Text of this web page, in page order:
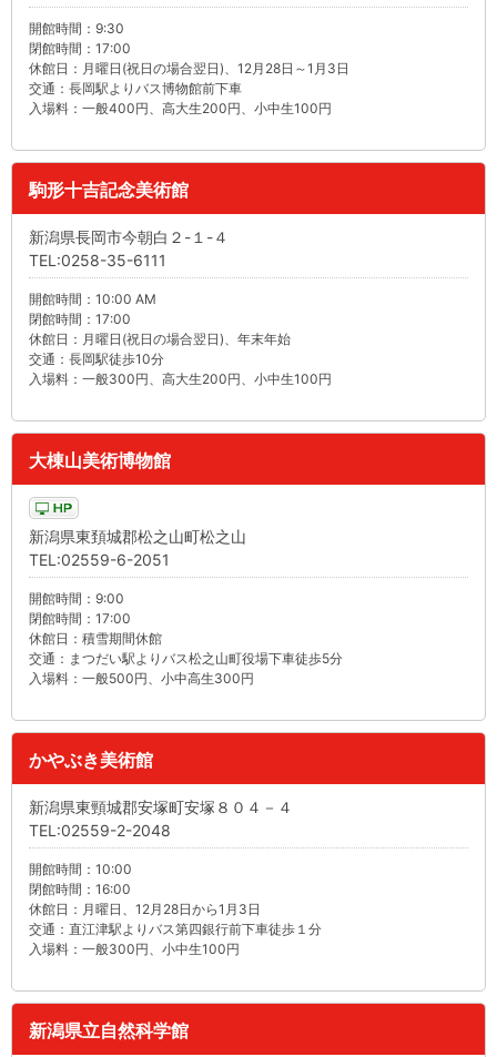
開館時間：9:30
閉館時間：17:00
休館日：月曜日(祝日の場合翌日)、12月28日～1月3日
交通：長岡駅よりバス博物館前下車
入場料：一般400円、高大生200円、小中生100円
駒形十吉記念美術館
新潟県長岡市今朝白２-１-４
TEL:0258-35-6111
開館時間：10:00 AM
閉館時間：17:00
休館日：月曜日(祝日の場合翌日)、年末年始
交通：長岡駅徒歩10分
入場料：一般300円、高大生200円、小中生100円
大棟山美術博物館
新潟県東頚城郡松之山町松之山
TEL:02559-6-2051
開館時間：9:00
閉館時間：17:00
休館日：積雪期間休館
交通：まつだい駅よりバス松之山町役場下車徒歩5分
入場料：一般500円、小中高生300円
かやぶき美術館
新潟県東頸城郡安塚町安塚８０４－４
TEL:02559-2-2048
開館時間：10:00
閉館時間：16:00
休館日：月曜日、12月28日から1月3日
交通：直江津駅よりバス第四銀行前下車徒歩１分
入場料：一般300円、小中生100円
新潟県立自然科学館